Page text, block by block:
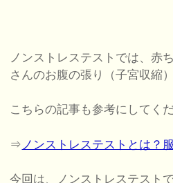
ノンストレステストでは、赤
さんのお腹の張り（子宮収縮
こちらの記事も参考にしてくだ
⇒ ノンストレステストとは？
今回は、ノンストレステスト